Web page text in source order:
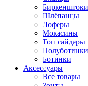
Биркенштоки
Шлёпанцы
Лоферы
Мокасины
Топ-сайдеры
Полуботинки
Ботинки
Аксессуары
Все товары